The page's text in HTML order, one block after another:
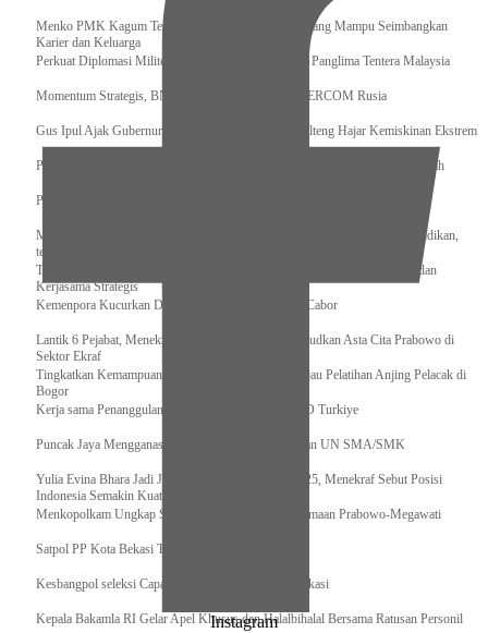
Menko PMK Kagum Terhadap Perempuan Modern yang Mampu Seimbangkan
Karier dan Keluarga
Perkuat Diplomasi Militer, Panglima TNI Terima CC Panglima Tentera Malaysia
Momentum Strategis, BNPB Terima Kunjungan EMERCOM Rusia
Gus Ipul Ajak Gubernur dan Bupati/Wali Kota se-Kalteng Hajar Kemiskinan Ekstrem
Panglima TNI Sambut Kedatangan Presiden RI Usai Lawatan ke Timur Tengah
Pengurus Pusat Pordasi Pacu Dapat Pesan dari Sri Paduka
Menag RI dan Dua Menteri Yordania Jalin Sinergi Bidang Wakaf dan Pendidikan,
termasuk Beasiswa
Tiba di Tanah Air, Presiden Prabowo Subianto Bawa Komitmen Investasi dan
Kerjasama Strategis
Kemenpora Kucurkan Dana untuk Pelatnas pada 13 Cabor
Lantik 6 Pejabat, Menekraf Tegaskan Komitmen Wujudkan Asta Cita Prabowo di
Sektor Ekraf
Tingkatkan Kemampuan K9 TNI, Panglima TNI Tinjau Pelatihan Anjing Pelacak di
Bogor
Kerja sama Penanggulangan Bencana BNPB – AFAD Turkiye
Puncak Jaya Mengganas, TNI-POLRI Solid Amankan UN SMA/SMK
Yulia Evina Bhara Jadi Juri Festival Film Cannes 2025, Menekraf Sebut Posisi
Indonesia Semakin Kuat
Menkopolkam Ungkap Spirit Persatuan dan Kebersamaan Prabowo-Megawati
Satpol PP Kota Bekasi Tertibkan PPKS
Kesbangpol seleksi Capaska 736 Siswa/i se-Kota Bekasi
Kepala Bakamla RI Gelar Apel Khusus dan Halalbihalal Bersama Ratusan Personil
Instagram